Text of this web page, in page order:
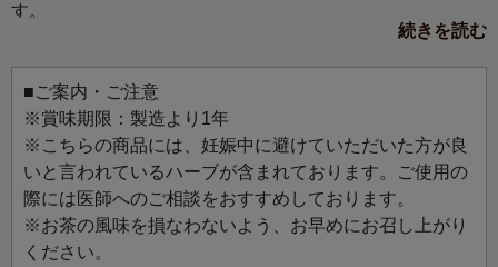
す。
ボタニカルなデザインが爽やかなパッケージは、贈りもの
にもぴったり。
毎日を忙しく過ごす方への、やすらぎの贈りものに。大切
な方への心を込めたギフトや、センスのある手土産をお探
しの方にもおすすめです。
今日の一杯のTisaneが励みになりますように。
自然の恵みそのままに、心や体に寄り添うルピシアのティ
ザンヌ。
続きを読む
■ご案内・ご注意
※賞味期限：製造より1年
※こちらの商品には、妊娠中に避けていただいた方が良
いと言われているハーブが含まれております。ご使用の
際には医師へのご相談をおすすめしております。
※お茶の風味を損なわないよう、お早めにお召し上がり
ください。